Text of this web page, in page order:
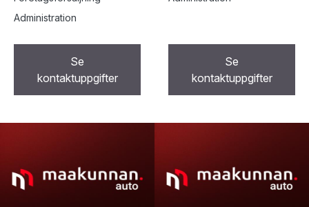
Administration
Se
kontaktuppgifter
Se
kontaktuppgifter